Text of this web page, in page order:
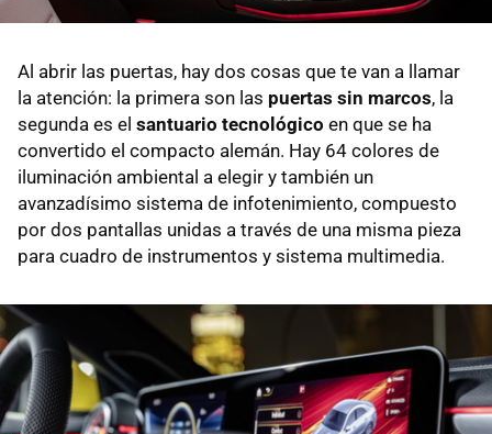
Al abrir las puertas, hay dos cosas que te van a llamar
la atención: la primera son las puertas sin marcos, la
segunda es el santuario tecnológico en que se ha
convertido el compacto alemán. Hay 64 colores de
iluminación ambiental a elegir y también un
avanzadísimo sistema de infotenimiento, compuesto
por dos pantallas unidas a través de una misma pieza
para cuadro de instrumentos y sistema multimedia.